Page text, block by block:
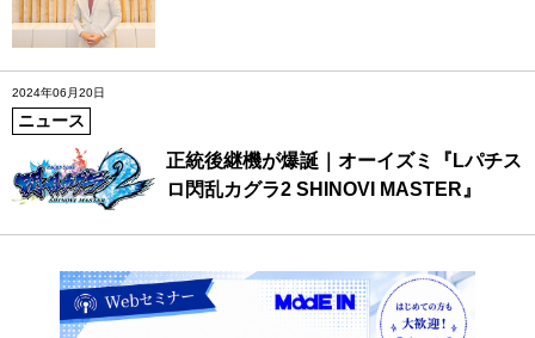
2024年06月20日
ニュース
正統後継機が爆誕｜オーイズミ『Lパチス
ロ閃乱カグラ2 SHINOVI MASTER』